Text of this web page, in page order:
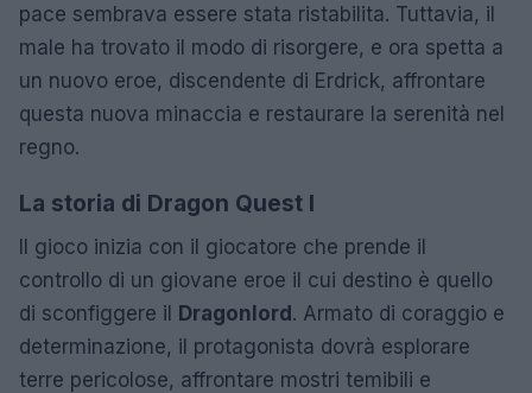
pace sembrava essere stata ristabilita. Tuttavia, il
male ha trovato il modo di risorgere, e ora spetta a
un nuovo eroe, discendente di Erdrick, affrontare
questa nuova minaccia e restaurare la serenità nel
regno.
La storia di Dragon Quest I
Il gioco inizia con il giocatore che prende il
controllo di un giovane eroe il cui destino è quello
di sconfiggere il Dragonlord. Armato di coraggio e
determinazione, il protagonista dovrà esplorare
terre pericolose, affrontare mostri temibili e